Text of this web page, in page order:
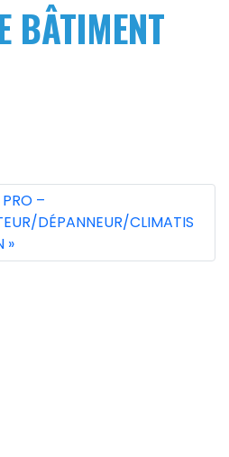
BÂTIMENT
–
DÉPANNEUR/CLIMATIS